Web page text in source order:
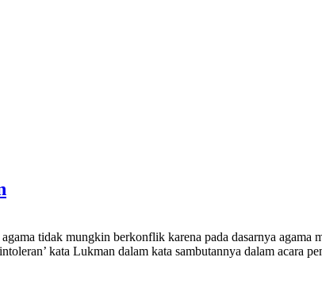
tidak mungkin berkonflik karena pada dasarnya agama
kata Lukman dalam kata sambutannya dalam acara